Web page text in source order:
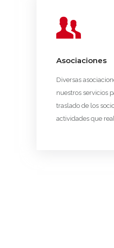
Asociaciones
Diversas
nuestros servicios
traslado de los
actividades que